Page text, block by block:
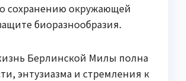
сохранению окружающей
биоразнообразия.
Берлинской Милы полна
энтузиазма и стремления к